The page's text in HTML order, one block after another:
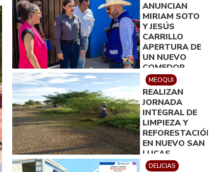
ANUNCIAN
MIRIAM SOTO
Y JESÚS
CARRILLO
APERTURA DE
UN NUEVO
COMEDOR
COMUNITARIO
PARA MEOQUI
MEOQUI
REALIZAN
JORNADA
INTEGRAL DE
LIMPIEZA Y
REFORESTACIÓN
EN NUEVO SAN
LUCAS
DELICIAS